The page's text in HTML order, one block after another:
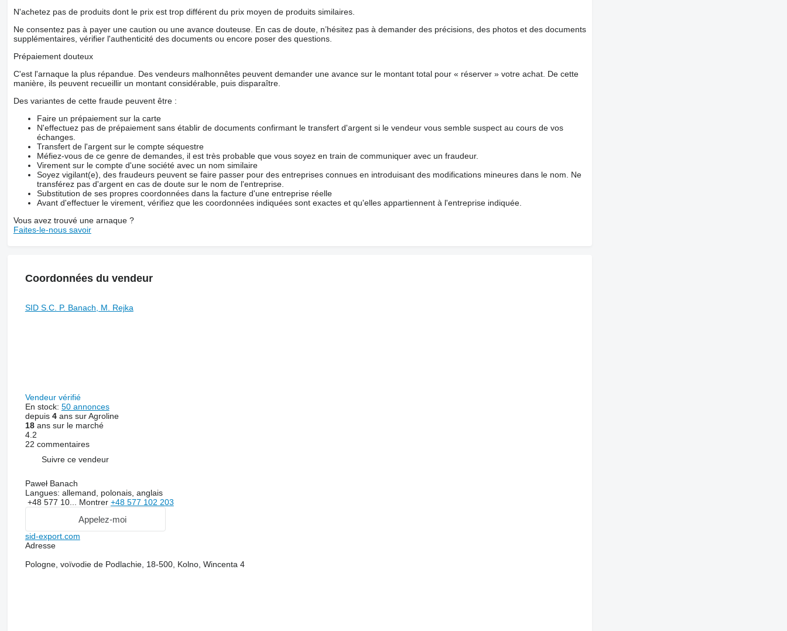
N'achetez pas de produits dont le prix est trop différent du prix moyen de produits similaires.
Ne consentez pas à payer une caution ou une avance douteuse. En cas de doute, n’hésitez pas à demander des précisions, des photos et des documents
supplémentaires, vérifier l'authenticité des documents ou encore poser des questions.
Prépaiement douteux
C'est l'arnaque la plus répandue. Des vendeurs malhonnêtes peuvent demander une avance sur le montant total pour « réserver » votre achat. De cette
manière, ils peuvent recueillir un montant considérable, puis disparaître.
Des variantes de cette fraude peuvent être :
Faire un prépaiement sur la carte
N'effectuez pas de prépaiement sans établir de documents confirmant le transfert d'argent si le vendeur vous semble suspect au cours de vos
échanges.
Transfert de l'argent sur le compte séquestre
Méfiez-vous de ce genre de demandes, il est très probable que vous soyez en train de communiquer avec un fraudeur.
Virement sur le compte d'une société avec un nom similaire
Soyez vigilant(e), des fraudeurs peuvent se faire passer pour des entreprises connues en introduisant des modifications mineures dans le nom. Ne
transférez pas d'argent en cas de doute sur le nom de l'entreprise.
Substitution de ses propres coordonnées dans la facture d'une entreprise réelle
Avant d'effectuer le virement, vérifiez que les coordonnées indiquées sont exactes et qu'elles appartiennent à l'entreprise indiquée.
Vous avez trouvé une arnaque ?
Faites-le-nous savoir
Coordonnées du vendeur
SID S.C. P. Banach, M. Rejka
Vendeur vérifié
En stock: 50 annonces
depuis 4ans sur Agroline
18ans sur le marché
4.2
22 commentaires
Suivre ce vendeur
Paweł Banach
Langues: allemand, polonais, anglais
+48 577 10... Montrer +48 577 102 203
Appelez-moi
sid-export.com
Adresse
Pologne, voïvodie de Podlachie, 18-500, Kolno, Wincenta 4